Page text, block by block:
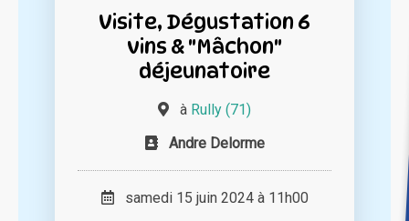
Visite, Dégustation 6
vins & "Mâchon"
déjeunatoire
à Rully (71)
Andre Delorme
samedi 15 juin 2024 à 11h00